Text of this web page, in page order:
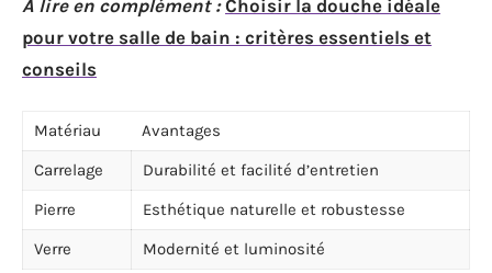
A lire en complément : Choisir la douche idéale
pour votre salle de bain : critères essentiels et
conseils
Matériau
Avantages
Carrelage
Durabilité et facilité d’entretien
Pierre
Esthétique naturelle et robustesse
Verre
Modernité et luminosité